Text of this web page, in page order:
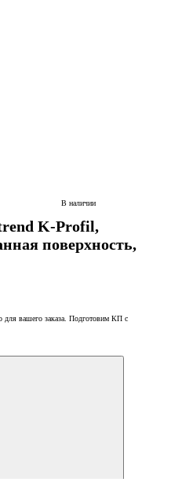
В наличии
K-Profil,
поверхность,
для вашего заказа. Подготовим КП с